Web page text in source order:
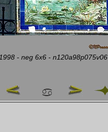
- neg 6x6 - n120a98p075v06